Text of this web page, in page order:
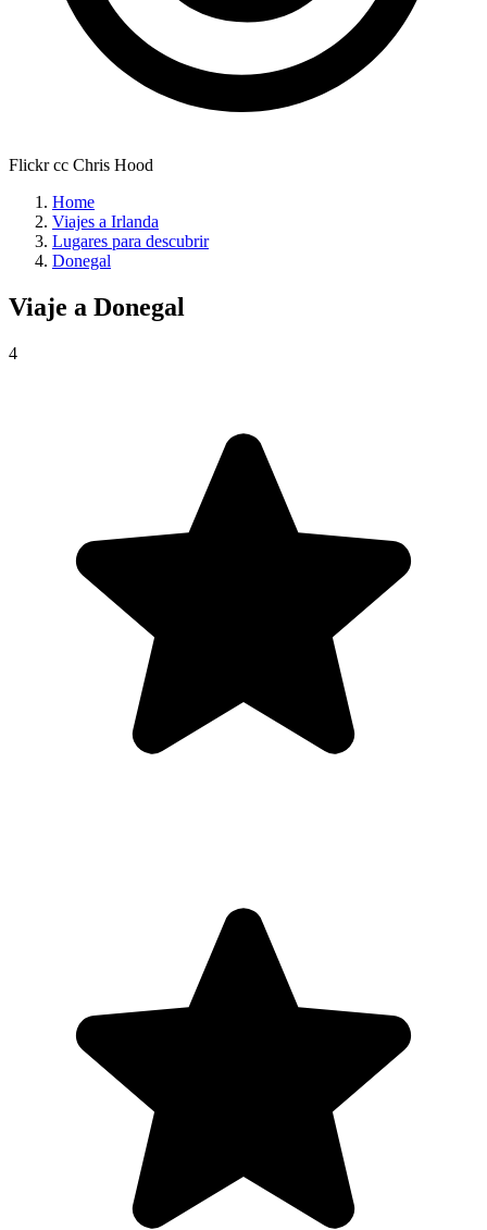
Flickr cc Chris Hood
Home
Viajes a Irlanda
Lugares para descubrir
Donegal
Viaje a Donegal
4